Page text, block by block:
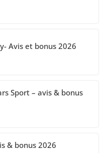
Avis et bonus 2026
Sport – avis & bonus
& bonus 2026